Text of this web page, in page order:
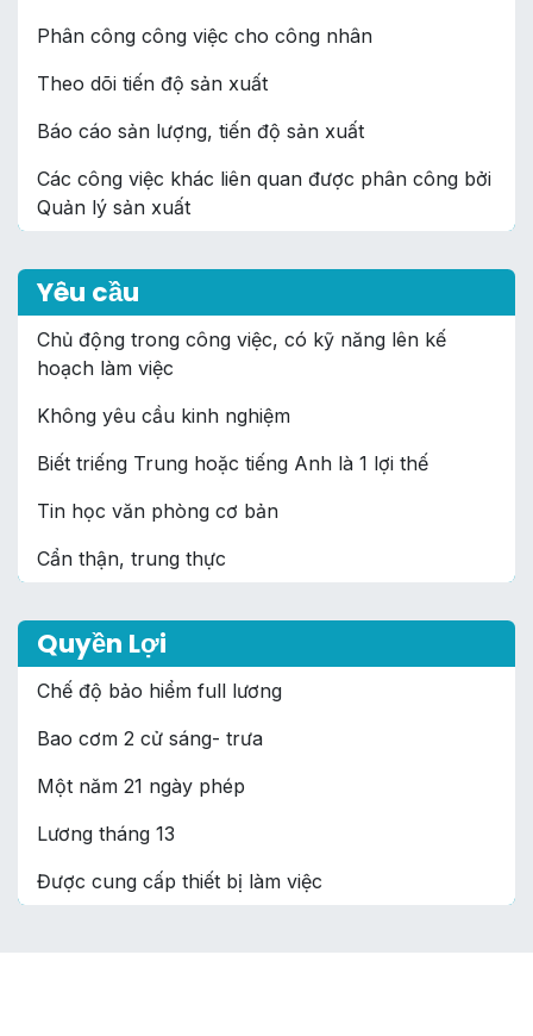
Phân công công việc cho công nhân
Theo dõi tiến độ sản xuất
Báo cáo sản lượng, tiến độ sản xuất
Các công việc khác liên quan được phân công bởi
Quản lý sản xuất
Yêu cầu
Chủ động trong công việc, có kỹ năng lên kế
hoạch làm việc
Không yêu cầu kinh nghiệm
Biết triếng Trung hoặc tiếng Anh là 1 lợi thế
Tin học văn phòng cơ bản
Cẩn thận, trung thực
Quyền Lợi
Chế độ bảo hiểm full lương
Bao cơm 2 cử sáng- trưa
Một năm 21 ngày phép
Lương tháng 13
Được cung cấp thiết bị làm việc